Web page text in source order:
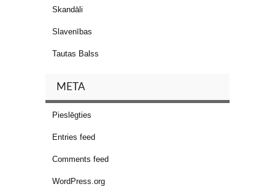
Skandāli
Slavenības
Tautas Balss
META
Pieslēgties
Entries feed
Comments feed
WordPress.org